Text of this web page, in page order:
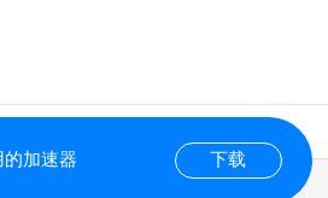
加速器 下载